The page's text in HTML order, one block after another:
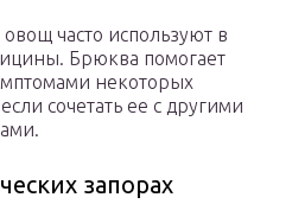
часто используют в
Брюква помогает
некоторых
сочетать ее с другими
запорах